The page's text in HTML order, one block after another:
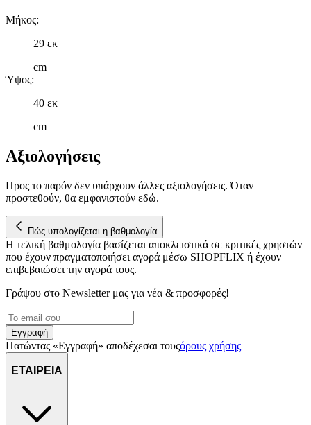
Μήκος:
29 εκ
cm
Ύψος:
40 εκ
cm
Αξιολογήσεις
Προς το παρόν δεν υπάρχουν άλλες αξιολογήσεις. Όταν
προστεθούν, θα εμφανιστούν εδώ.
Πώς υπολογίζεται η βαθμολογία
Η τελική βαθμολογία βασίζεται αποκλειστικά σε κριτικές χρηστών
που έχουν πραγματοποιήσει αγορά μέσω SHOPFLIX ή έχουν
επιβεβαιώσει την αγορά τους.
Γράψου στο Νewsletter μας για νέα & προσφορές!
Εγγραφή
Πατώντας «Εγγραφή» αποδέχεσαι τουςόρους χρήσης
ΕΤΑΙΡΕΙΑ